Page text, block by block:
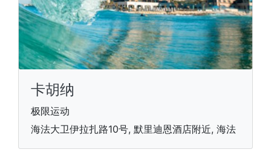
卡胡纳
极限运动
海法大卫伊拉扎路10号, 默里迪恩酒店附近, 海法